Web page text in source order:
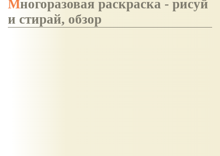
Многоразовая раскраска - рисуй
и стирай, обзор